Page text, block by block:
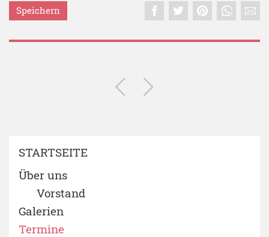
Speichern
STARTSEITE
Über uns
Vorstand
Galerien
Termine